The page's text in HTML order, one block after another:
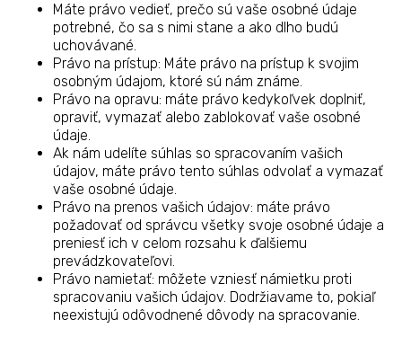
Máte právo vedieť, prečo sú vaše osobné údaje
potrebné, čo sa s nimi stane a ako dlho budú
uchovávané.
Právo na prístup: Máte právo na prístup k svojim
osobným údajom, ktoré sú nám známe.
Právo na opravu: máte právo kedykoľvek doplniť,
opraviť, vymazať alebo zablokovať vaše osobné
údaje.
Ak nám udelíte súhlas so spracovaním vašich
údajov, máte právo tento súhlas odvolať a vymazať
vaše osobné údaje.
Právo na prenos vašich údajov: máte právo
požadovať od správcu všetky svoje osobné údaje a
preniesť ich v celom rozsahu k ďalšiemu
prevádzkovateľovi.
Právo namietať: môžete vzniesť námietku proti
spracovaniu vašich údajov. Dodržiavame to, pokiaľ
neexistujú odôvodnené dôvody na spracovanie.